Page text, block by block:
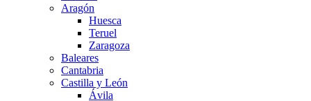
Aragón
Huesca
Teruel
Zaragoza
Baleares
Cantabria
Castilla y León
Ávila